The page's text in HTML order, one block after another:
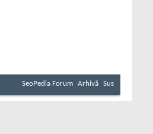
SeoPedia Forum Arhivă Sus